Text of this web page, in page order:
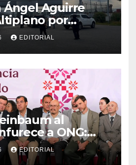
Ángel Aguirre
por
de
caso
EDITORIAL
al
a ONG:
cómo usarlo con
EDITORIAL